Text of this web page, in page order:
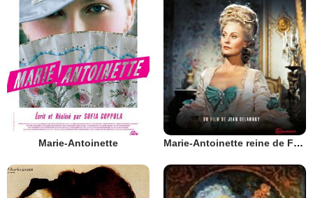
Marie-Antoinette Marie-Antoinette reine de France